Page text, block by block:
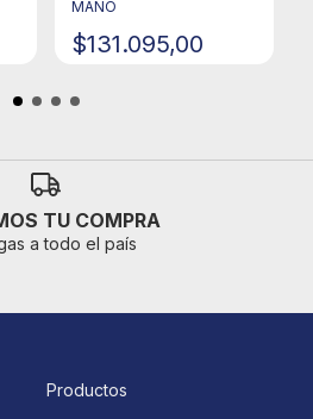
MANO
$131.095,00
TU COMPRA
a todo el país
Productos